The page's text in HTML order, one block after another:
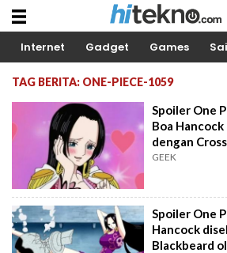
Internet Gadget Games
TAG BERITA: ONE-PIECE-1059
Spoiler One
Boa
dengan
GEEK
Spoiler One
Hancock
Blackbeard